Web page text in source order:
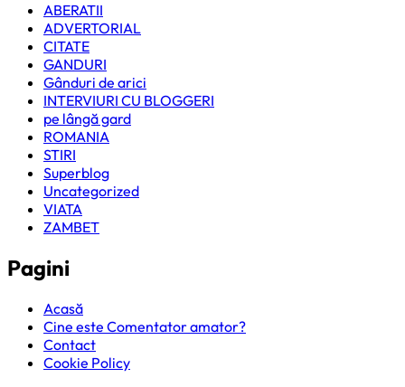
ABERATII
ADVERTORIAL
CITATE
GANDURI
Gânduri de arici
INTERVIURI CU BLOGGERI
pe lângă gard
ROMANIA
STIRI
Superblog
Uncategorized
VIATA
ZAMBET
Pagini
Acasă
Cine este Comentator amator?
Contact
Cookie Policy